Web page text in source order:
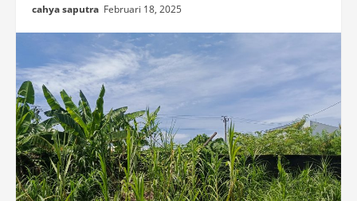
cahya saputra Februari 18, 2025